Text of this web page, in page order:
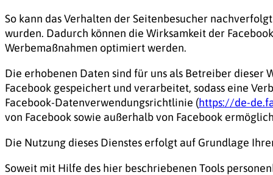
So kann das Verhalten der Seitenbesucher
wurden. Dadurch können die Wirksamkeit der
Werbemaßnahmen optimiert werden.
Die erhobenen Daten sind für uns als Betreiber dieser
Facebook gespeichert und verarbeitet, sodass eine
Facebook-Datenverwendungsrichtlinie (https://de-
von Facebook sowie außerhalb von Facebook
Die Nutzung dieses Dienstes erfolgt auf Grundlage
Soweit mit Hilfe des hier beschriebenen Tools